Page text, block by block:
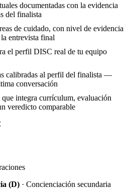
documentadas con la evidencia
del finalista
de cuidado, con nivel de evidencia
entrevista final
el perfil DISC real de tu equipo
calibradas al perfil del finalista —
conversación
integra currículum, evaluación
veredicto comparable
(D) · Concienciación secundaria